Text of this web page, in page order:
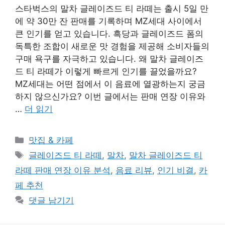
스타벅스의 말차 글레이즈드 티 라떼는 출시 5일 만
에 약 30만 잔 판매를 기록하며 MZ세대 사이에서
큰 인기를 얻고 있습니다. 흑당과 글레이즈드 폼의
독특한 조합이 새로운 맛 경험을 제공해 소비자들의
구매 욕구를 자극하고 있습니다. 왜 말차 글레이즈
드 티 라떼가 이렇게 빠르게 인기를 끌었을까요?
MZ세대는 어떤 점에서 이 음료에 열광하는지 궁금
하지 않으신가요? 이번 글에서는 판매 연장 이유와
… 더 읽기
카
테
리
맛집 & 카페
태
그
글레이즈드 티 라떼 , 말차, 말차 글레이즈드 티
라떼 판매 연장 이유 분석, 음료 리뷰, 인기 비결 , 카
페 추천
댓글 남기기